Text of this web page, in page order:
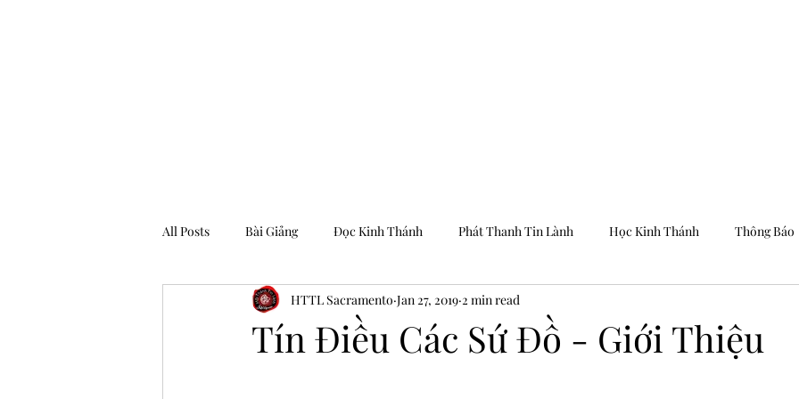
All Posts Bài Giảng Đọc Kinh Thánh Phát Thanh Tin Lành Học Kinh Thánh Thông Báo
Tín Điều Các Sứ Đồ - Giới Thiệu
HTTL Sacramento Jan 27, 2019 2 min read